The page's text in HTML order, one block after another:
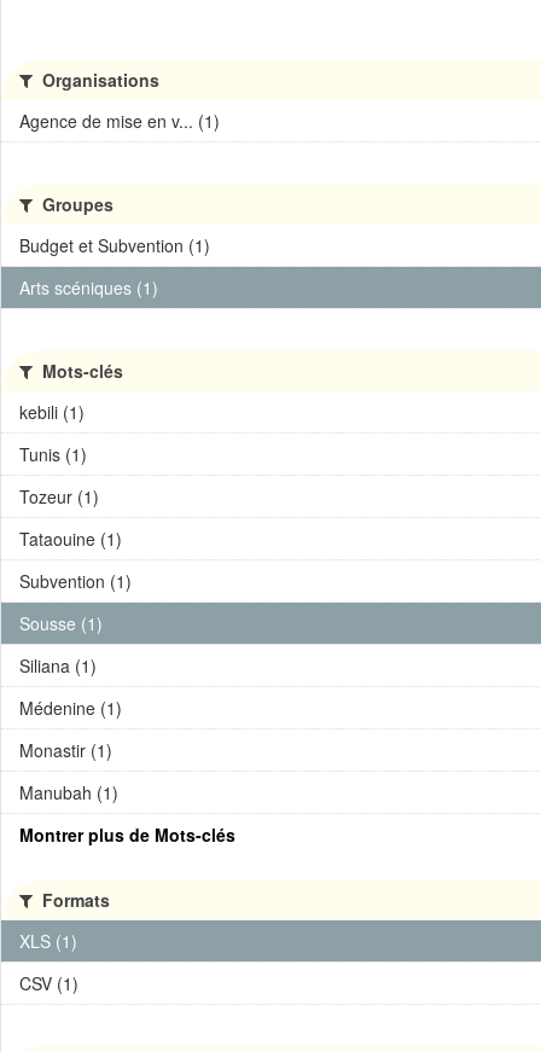
Organisations
Agence de mise en v... (1)
Groupes
Budget et Subvention (1)
Arts scéniques (1)
Mots-clés
kebili (1)
Tunis (1)
Tozeur (1)
Tataouine (1)
Subvention (1)
Sousse (1)
Siliana (1)
Médenine (1)
Monastir (1)
Manubah (1)
Montrer plus de Mots-clés
Formats
XLS (1)
CSV (1)